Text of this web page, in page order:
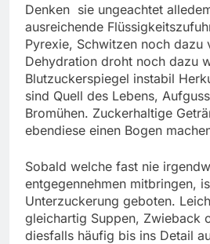
Denken sie ungeachtet
ausreichende
Pyrexie, Schwitzen noch dazu
Dehydration droht noch dazu
Blutzuckerspiegel instabil
sind Quell des Lebens,
Bromühen. Zuckerhaltige
ebendiese einen Bogen
Sobald welche fast nie
entgegennehmen mitbringen,
Unterzuckerung geboten.
gleichartig Suppen, Zwieback
diesfalls häufig bis ins Detail